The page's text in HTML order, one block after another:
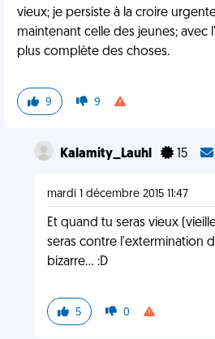
vieux; je persiste à la croire
maintenant celle des jeunes; avec
plus complète des choses.
9 9
Kalamity_Lauhl 15
mardi 1 décembre 2015 11:47
Et quand tu seras vieux
seras contre l'extermination
bizarre... :D
5 0